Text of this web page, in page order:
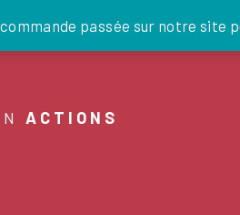
commande passée sur notre
ACTIONS